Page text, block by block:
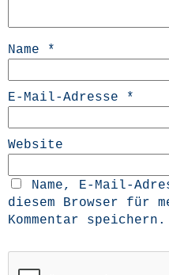
Name *
E-Mail-Adresse *
Website
Name, E-Mail-
diesem Browser für
Kommentar speichern.